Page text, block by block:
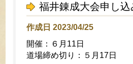
福井錬成大会申し込
作成日 2023/04/25
開催：６月11日
道場締め切り：５月17日